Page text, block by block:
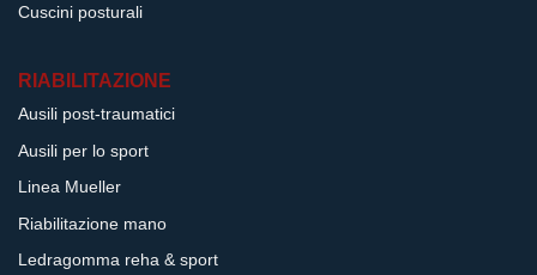
Cuscini posturali
RIABILITAZIONE
Ausili post-traumatici
Ausili per lo sport
Linea Mueller
Riabilitazione mano
Ledragomma reha & sport